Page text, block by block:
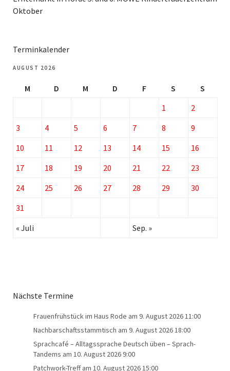
Oktober
Terminkalender
AUGUST 2026
M D M D F S
S
1
2
3
4 5 6 7 8
9
10
11 12 13 14 15
16
17
18 19 20 21 22
23
24
25 26 27 28 29
30
31
« Juli
Sep. »
Nächste Termine
Frauenfrühstück im Haus Rode am 9. August 2026 11:00
Nachbarschaftsstammtisch am 9. August 2026 18:00
Sprachcafé – Alltagssprache Deutsch üben – Sprach-
Tandems am 10. August 2026 9:00
Patchwork-Treffam 10. August 2026 15:00